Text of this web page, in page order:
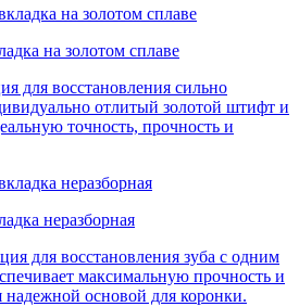
на золотом сплаве
для восстановления сильно
отлитый золотой штифт и
точность, прочность и
неразборная
для восстановления зуба с одним
максимальную прочность и
надежной основой для коронки.